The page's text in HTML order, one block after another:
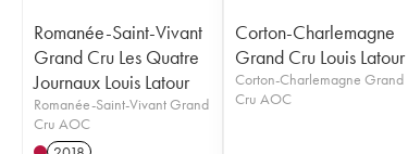
Romanée-Saint-Vivant
Grand Cru Les Quatre
Journaux Louis Latour
Romanée-Saint-Vivant Grand
Cru AOC
Corton-Charlemagne
Grand Cru Louis Latour
Corton-Charlemagne Grand
Cru AOC